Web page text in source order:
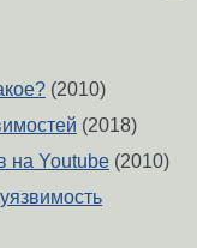
(2010)
(2018)
на Youtube (2010)